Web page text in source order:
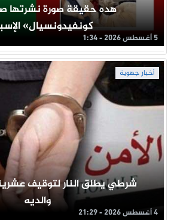
هده حقيقة صورة نشرتها
كونفيدونسيال»
5 أغسطس 2026 - 1:34
أخبار جهوية
شرطي يطلق النار لتوقيف
والديه
4 أغسطس 2026 - 21:29